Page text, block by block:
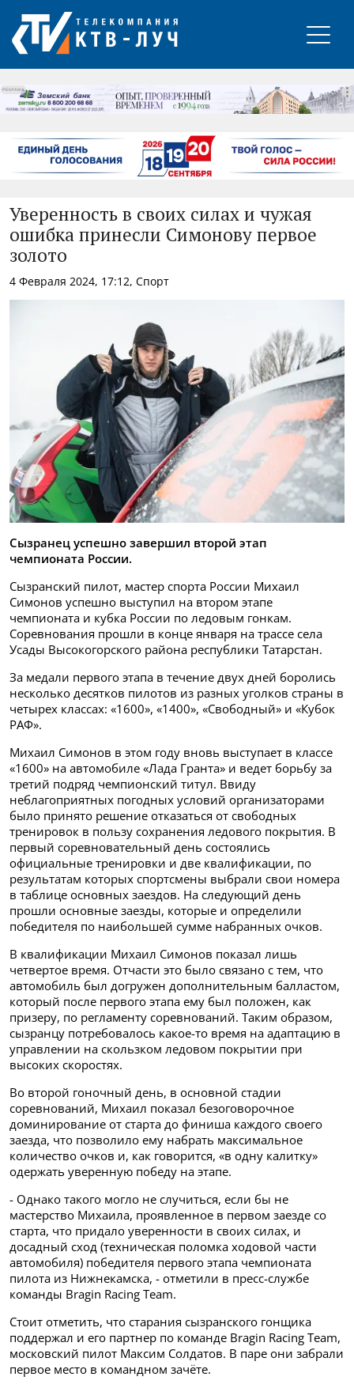
РЕКЛАМА
Уверенность в своих силах и чужая
ошибка принесли Симонову первое
золото
4 Февраля 2024, 17:12, Спорт
Сызранец успешно завершил второй этап
чемпионата России.
Сызранский пилот, мастер спорта России Михаил
Симонов успешно выступил на втором этапе
чемпионата и кубка России по ледовым гонкам.
Соревнования прошли в конце января на трассе села
Усады Высокогорского района республики Татарстан.
За медали первого этапа в течение двух дней боролись
несколько десятков пилотов из разных уголков страны в
четырех классах: «1600», «1400», «Свободный» и «Кубок
РАФ».
Михаил Симонов в этом году вновь выступает в классе
«1600» на автомобиле «Лада Гранта» и ведет борьбу за
третий подряд чемпионский титул. Ввиду
неблагоприятных погодных условий организаторами
было принято решение отказаться от свободных
тренировок в пользу сохранения ледового покрытия. В
первый соревновательный день состоялись
официальные тренировки и две квалификации, по
результатам которых спортсмены выбрали свои номера
в таблице основных заездов. На следующий день
прошли основные заезды, которые и определили
победителя по наибольшей сумме набранных очков.
В квалификации Михаил Симонов показал лишь
четвертое время. Отчасти это было связано с тем, что
автомобиль был догружен дополнительным балластом,
который после первого этапа ему был положен, как
призеру, по регламенту соревнований. Таким образом,
сызранцу потребовалось какое-то время на адаптацию в
управлении на скользком ледовом покрытии при
высоких скоростях.
Во второй гоночный день, в основной стадии
соревнований, Михаил показал безоговорочное
доминирование от старта до финиша каждого своего
заезда, что позволило ему набрать максимальное
количество очков и, как говорится, «в одну калитку»
одержать уверенную победу на этапе.
- Однако такого могло не случиться, если бы не
мастерство Михаила, проявленное в первом заезде со
старта, что придало уверенности в своих силах, и
досадный сход (техническая поломка ходовой части
автомобиля) победителя первого этапа чемпионата
пилота из Нижнекамска, - отметили в пресс-службе
команды Bragin Racing Team.
Стоит отметить, что старания сызранского гонщика
поддержал и его партнер по команде Bragin Racing Team,
московский пилот Максим Солдатов. В паре они забрали
первое место в командном зачёте.